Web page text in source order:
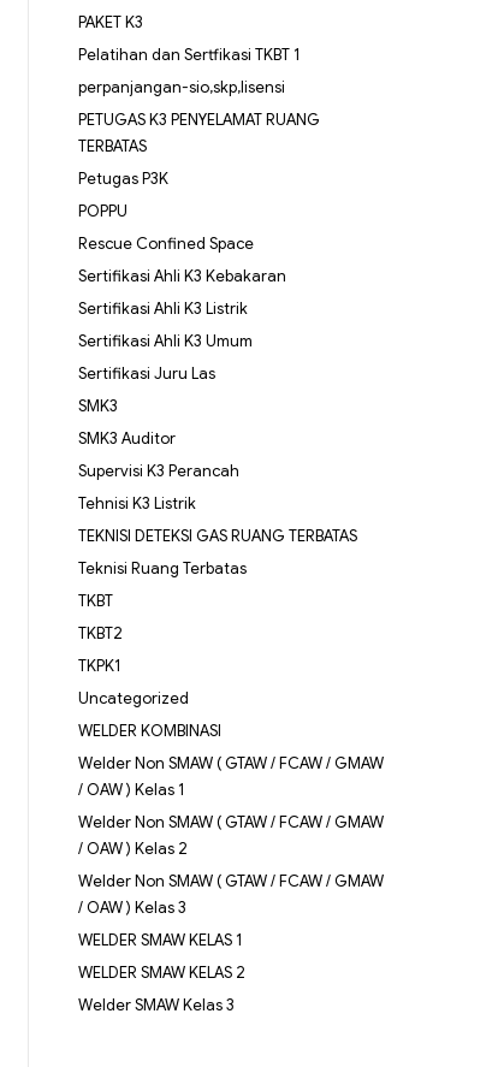
PAKET K3
Pelatihan dan Sertfikasi TKBT 1
perpanjangan-sio,skp,lisensi
PETUGAS K3 PENYELAMAT RUANG
TERBATAS
Petugas P3K
POPPU
Rescue Confined Space
Sertifikasi Ahli K3 Kebakaran
Sertifikasi Ahli K3 Listrik
Sertifikasi Ahli K3 Umum
Sertifikasi Juru Las
SMK3
SMK3 Auditor
Supervisi K3 Perancah
Tehnisi K3 Listrik
TEKNISI DETEKSI GAS RUANG TERBATAS
Teknisi Ruang Terbatas
TKBT
TKBT2
TKPK1
Uncategorized
WELDER KOMBINASI
Welder Non SMAW ( GTAW / FCAW / GMAW
/ OAW ) Kelas 1
Welder Non SMAW ( GTAW / FCAW / GMAW
/ OAW ) Kelas 2
Welder Non SMAW ( GTAW / FCAW / GMAW
/ OAW ) Kelas 3
WELDER SMAW KELAS 1
WELDER SMAW KELAS 2
Welder SMAW Kelas 3